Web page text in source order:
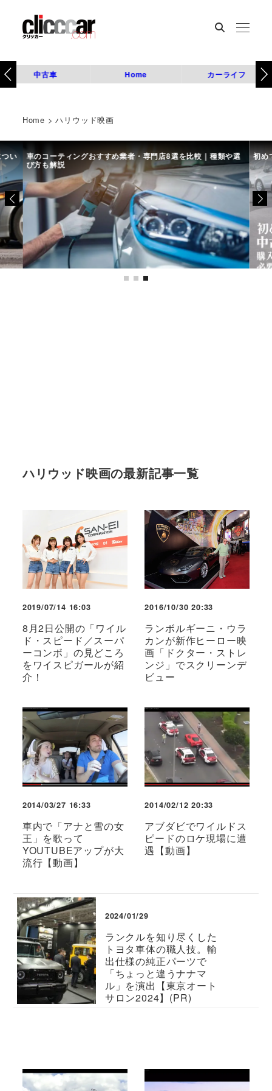
中古車 Home カーライフ
Home >ハリウッド映画
い 車のコーティングおすすめ業者・専門店8選を比較｜種類や選
び方も解説
初め
ハリウッド映画の最新記事一覧
2019/07/14 16:03
8月2日公開の「ワイル
ド・スピード／スーパ
ーコンボ」の見どころ
をワイスピガールが紹
介！
2016/10/30 20:33
ランボルギーニ・ウラ
カンが新作ヒーロー映
画「ドクター・ストレ
ンジ」でスクリーンデ
ビュー
2014/03/27 16:33
車内で「アナと雪の女
王」を歌って
YOUTUBEアップが大
流行【動画】
2014/02/12 20:33
アブダビでワイルドス
ピードのロケ現場に遭
遇【動画】
2024/01/29
ランクルを知り尽くした
トヨタ車体の職人技。輸
出仕様の純正パーツで
「ちょっと違うナナマ
ル」を演出【東京オート
サロン2024】(PR)